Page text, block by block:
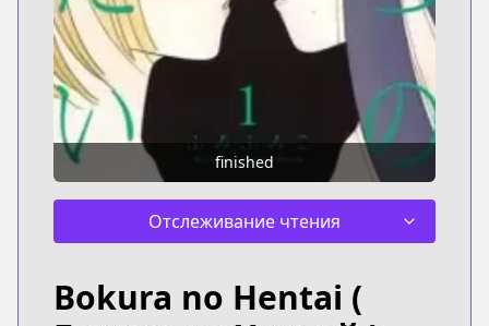
finished
Отслеживание чтения
Bokura no Hentai (